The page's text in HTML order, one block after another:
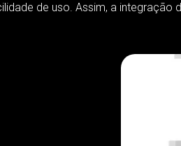
de uso. Assim, a